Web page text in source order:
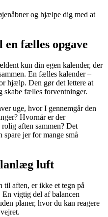
og hjælpe dig med at
fælles opgave
kun din egen kalender, der
En fælles kalender –
hjælp. Den gør det lettere at
skabe fælles forventninger.
uge, hvor I gennemgår den
Hvornår er der
aften sammen? Det
jer for mange små
luft
til aften, er ikke et tegn på
vigtig del af balancen
planer, hvor du kan reagere